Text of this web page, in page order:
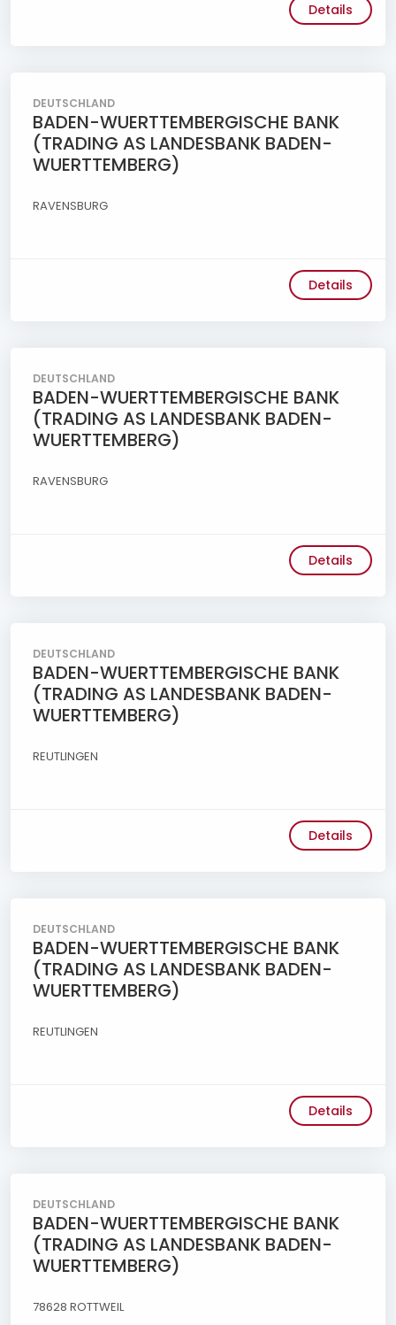
Details
DEUTSCHLAND
BADEN-WUERTTEMBERGISCHE BANK
(TRADING AS LANDESBANK BADEN-
WUERTTEMBERG)
RAVENSBURG
Details
DEUTSCHLAND
BADEN-WUERTTEMBERGISCHE BANK
(TRADING AS LANDESBANK BADEN-
WUERTTEMBERG)
RAVENSBURG
Details
DEUTSCHLAND
BADEN-WUERTTEMBERGISCHE BANK
(TRADING AS LANDESBANK BADEN-
WUERTTEMBERG)
REUTLINGEN
Details
DEUTSCHLAND
BADEN-WUERTTEMBERGISCHE BANK
(TRADING AS LANDESBANK BADEN-
WUERTTEMBERG)
REUTLINGEN
Details
DEUTSCHLAND
BADEN-WUERTTEMBERGISCHE BANK
(TRADING AS LANDESBANK BADEN-
WUERTTEMBERG)
78628 ROTTWEIL